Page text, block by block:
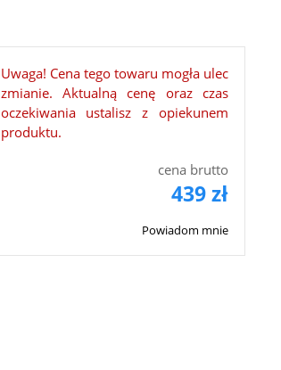
Uwaga! Cena tego towaru mogła ulec
zmianie. Aktualną cenę oraz czas
oczekiwania ustalisz z opiekunem
produktu.
cena brutto
439 zł
Powiadom mnie